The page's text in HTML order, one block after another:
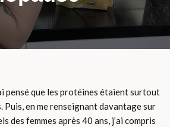
pensé que les protéines étaient surtout
en me renseignant davantage sur
des femmes après 40 ans, j’ai compris